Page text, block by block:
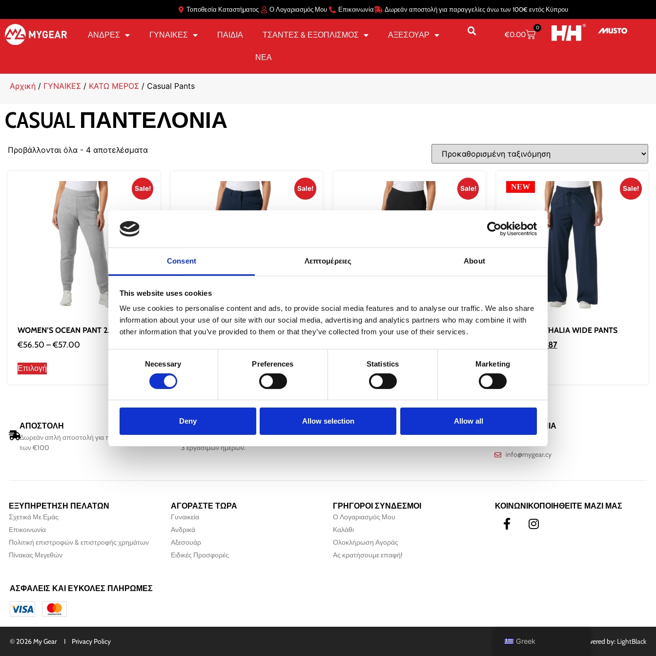
Consent Λεπτομέρειες About
This website uses cookies
We use cookies to personalise content and ads, to provide social media features and to analyse our traffic. We also share
information about your use of our site with our social media, advertising and analytics partners who may combine it with
other information that you’ve provided to them or that they’ve collected from your use of their services.
Necessary Preferences Statistics Marketing
Deny Allow selection Allow all
Τοποθεσία Καταστήματος Ο Λογαριασμός Μου Επικοινωνία Δωρεάν αποστολή για παραγγελίες άνω των 100€ εντός Κύπρου
ΑΝΔΡΕΣ ΓΥΝΑΙΚΕΣ ΠΑΙΔΙΑ ΤΣΑΝΤΕΣ & ΕΞΟΠΛΙΣΜΟΣ ΑΞΕΣΟΥΑΡ
ΝΕΑ
€0.00
0
Αρχική / ΓΥΝΑΙΚΕΣ / ΚΑΤΩ ΜΕΡΟΣ / Casual Pants
CASUAL ΠΑΝΤΕΛΌΝΙΑ
Προβάλλονται όλα - 4 αποτελέσματα
Sale!
WOMEN’S OCEAN PANT 2.0
€56.50 – €57.00
Επιλογή
Sale!
WOMEN’S QD PANT
Επιλογή
Sale!
WOMEN’S THALIA PANT 2.0
Επιλογή
Sale!
NEW
WOMEN’S THALIA WIDE PANTS
49.87
Επιλογή
ΑΠΟΣΤΟΛΗ
Δωρεάν απλή αποστολή για παραγγελίες άνω
των €100
ΠΑΡΑΔΟΣΗ
Όλες οι παραγγελίες θα παραδίδονται εντός 2-
3 εργάσιμων ημερών.
ΕΠΙΣΤΡΟΦΕΣ
Προσφέρουμε περίοδο επιστροφής 30 ημερών
ΕΠΙΚΟΙΝΩΝΙΑ
+357 25811316
info@mygear.cy
ΕΞΥΠΗΡΕΤΗΣΗ ΠΕΛΑΤΩΝ
Σχετικά Με Εμάς
Επικοινωνία
Πολιτική επιστροφών & επιστροφής χρημάτων
Πίνακας Μεγεθών
ΑΓΟΡΑΣΤΕ ΤΩΡΑ
Γυναικεία
Ανδρικά
Αξεσουάρ
Ειδικές Προσφορές
ΓΡΗΓΟΡΟΙ ΣΥΝΔΕΣΜΟΙ
Ο Λογαριασμός Μου
Καλάθι
Ολοκλήρωση Αγοράς
Ας κρατήσουμε επαφή!
ΚΟΙΝΩΝΙΚΟΠΟΙΗΘΕΙΤΕ ΜΑΖΙ ΜΑΣ
ΑΣΦΑΛΕΙΣ ΚΑΙ ΕΥΚΟΛΕΣ ΠΛΗΡΩΜΕΣ
© 2026 My Gear I Privacy Policy Powered by: LightBlack
Greek